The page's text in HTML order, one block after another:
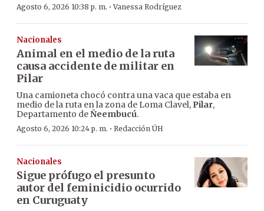
Agosto 6, 2026 10:38 p. m. ·Vanessa Rodríguez
Nacionales
Animal en el medio de la ruta
causa accidente de militar en
Pilar
Una camioneta chocó contra una vaca que estaba en
medio de la ruta en la zona de Loma Clavel, Pilar,
Departamento deÑeembucú.
Agosto 6, 2026 10:24 p. m. · Redacción ÚH
Nacionales
Sigue prófugo el presunto
autor del feminicidio ocurrido
en Curuguaty